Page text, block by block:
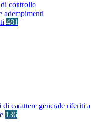
controllo
adempimenti
481
carattere generale riferiti a
136